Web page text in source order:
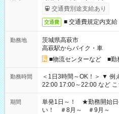
交通費別途支給あり
交通費 ■ 交通費規定内支
勤務地
茨城県高萩市
高萩駅からバイク・車
■物流センターなど ■勤
勤務時間
＜1日3時間～OK！＞ ▼ 例えば… ▼ 15:00～18:00 15:00～
22:00 17:00～22:00 など こちら以外の時間もお気軽にご相談く
ださい！
期間
単発1日～！ ★勤務開始日
い！ ＃8月～ ＃9月～